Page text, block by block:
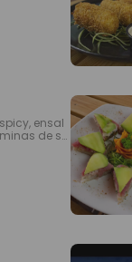
ensal
de sa